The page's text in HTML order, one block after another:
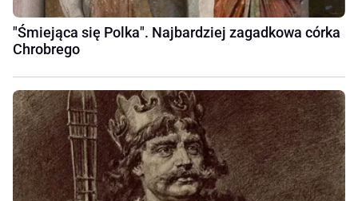
"Śmiejąca się Polka". Najbardziej zagadkowa córka
Chrobrego